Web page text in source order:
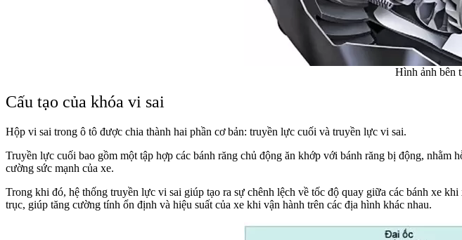
Hình ảnh bên
Cấu tạo của khóa vi sai
Hộp vi sai trong ô tô được chia thành hai phần cơ bản: truyền lực cuối và truyền lực vi sai.
Truyền lực cuối bao gồm một tập hợp các bánh răng chủ động ăn khớp với bánh răng bị động,
cường sức mạnh của xe.
Trong khi đó, hệ thống truyền lực vi sai giúp tạo ra sự chênh lệch về tốc độ quay giữa các bánh xe
trục, giúp tăng cường tính ổn định và hiệu suất của xe khi vận hành trên các địa hình khác nhau.